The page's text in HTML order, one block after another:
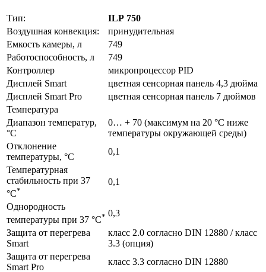
Тип:
ILP 750
Воздушная конвекция:
принудительная
Емкость камеры, л
749
Работоспособность, л
749
Контроллер
микропроцессор PID
Дисплей Smart
цветная сенсорная панель 4,3 дюйма
Дисплей Smart Pro
цветная сенсорная панель 7 дюймов
Температура
Диапазон температур,
°C
0… + 70 (максимум на 20 °C ниже
температуры окружающей среды)
Отклонение
температуры, °C
0,1
Температурная
стабильность при 37
°C*
0,1
Однородность
температуры при 37 °C* 0,3
Защита от перегрева
Smart
класс 2.0 согласно DIN 12880 / класс
3.3 (опция)
Защита от перегрева
Smart Pro
класс 3.3 согласно DIN 12880